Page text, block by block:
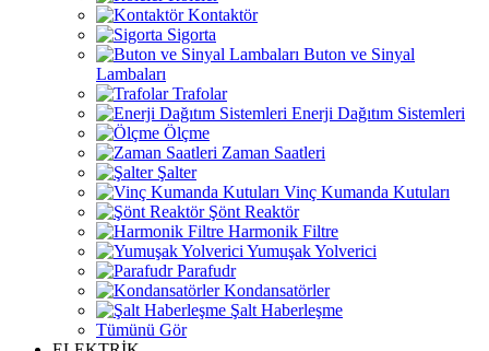
Kontaktör
Sigorta
Buton ve Sinyal
Lambaları
Trafolar
Enerji Dağıtım Sistemleri
Ölçme
Zaman Saatleri
Şalter
Vinç Kumanda Kutuları
Şönt Reaktör
Harmonik Filtre
Yumuşak Yolverici
Parafudr
Kondansatörler
Şalt Haberleşme
Tümünü Gör